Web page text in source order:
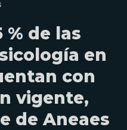
% de las
en
con
vigente,
de Aneaes